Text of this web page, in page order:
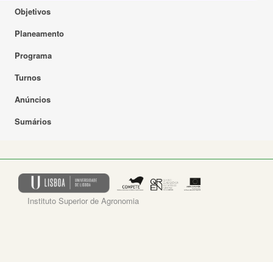
Objetivos
Planeamento
Programa
Turnos
Anúncios
Sumários
Instituto Superior de Agronomia